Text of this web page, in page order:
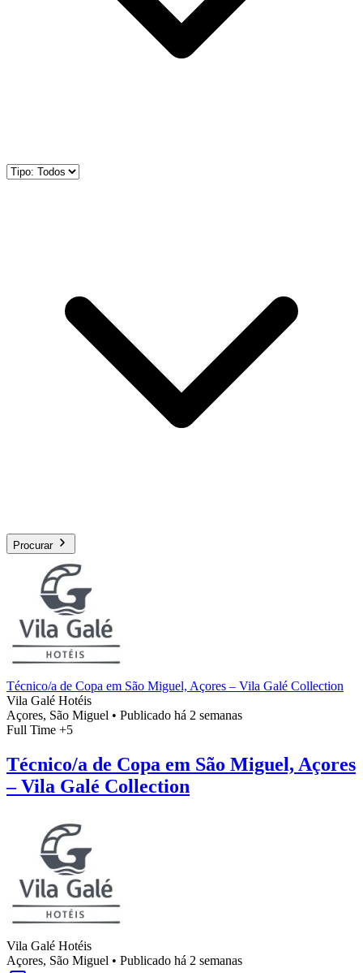
Procurar
Técnico/a de Copa em São Miguel, Açores – Vila Galé Collection
Vila Galé Hotéis
Açores, São Miguel • Publicado há 2 semanas
Full Time +5
Técnico/a de Copa em São Miguel, Açores
– Vila Galé Collection
Vila Galé Hotéis
Açores, São Miguel • Publicado há 2 semanas